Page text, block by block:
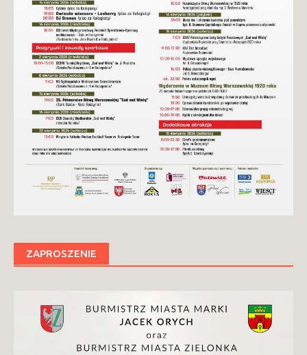
ZAPROSZENIE